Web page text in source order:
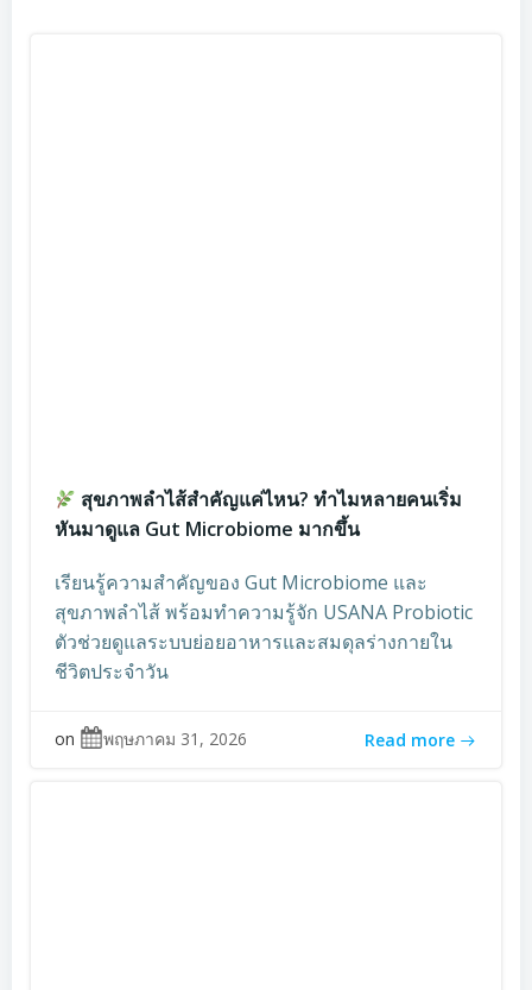
สุขภาพลำไส้สำคัญแค่ไหน? ทำไมหลายคนเริ่ม
หันมาดูแล Gut Microbiome มากขึ้น
เรียนรู้ความสำคัญของ Gut Microbiome และ
สุขภาพลำไส้ พร้อมทำความรู้จัก USANA Probiotic
ตัวช่วยดูแลระบบย่อยอาหารและสมดุลร่างกายใน
ชีวิตประจำวัน
on พฤษภาคม 31, 2026 Read more